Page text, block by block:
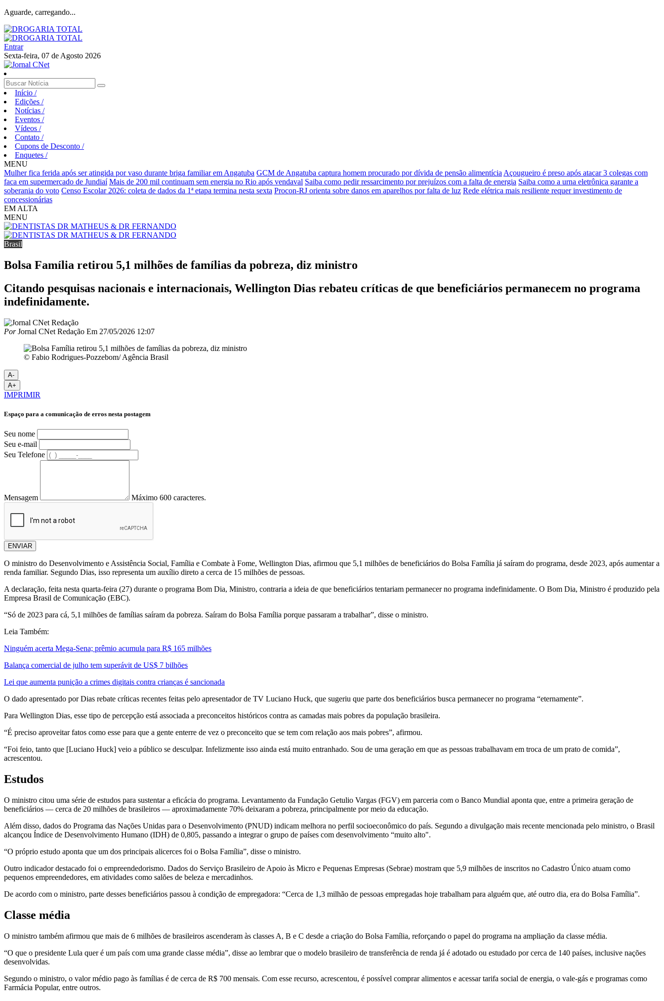
Aguarde, carregando...
Entrar
Sexta-feira, 07 de Agosto 2026
Início /
Edições /
Notícias /
Eventos /
Vídeos /
Contato /
Cupons de Desconto /
Enquetes /
MENU
Mulher fica ferida após ser atingida por vaso durante briga familiar em Angatuba GCM de Angatuba captura homem procurado por dívida de pensão alimentícia Açougueiro é preso após atacar 3 colegas com
faca em supermercado de Jundiaí Mais de 200 mil continuam sem energia no Rio após vendaval Saiba como pedir ressarcimento por prejuízos com a falta de energia Saiba como a urna eletrônica garante a
soberania do voto Censo Escolar 2026: coleta de dados da 1ª etapa termina nesta sexta Procon-RJ orienta sobre danos em aparelhos por falta de luz Rede elétrica mais resiliente requer investimento de
concessionárias
EM ALTA
MENU
Brasil
Bolsa Família retirou 5,1 milhões de famílias da pobreza, diz ministro
Citando pesquisas nacionais e internacionais, Wellington Dias rebateu críticas de que beneficiários permanecem no programa
indefinidamente.
PorJornal CNet Redação Em 27/05/2026 12:07
© Fabio Rodrigues-Pozzebom/ Agência Brasil
A-
A+
IMPRIMIR
Espaço para a comunicação de erros nesta postagem
Seu nome
Seu e-mail
Seu Telefone
Mensagem Máximo 600 caracteres.
ENVIAR
O ministro do Desenvolvimento e Assistência Social, Família e Combate à Fome, Wellington Dias, afirmou que 5,1 milhões de beneficiários do Bolsa Família já saíram do programa, desde 2023, após aumentar a
renda familiar. Segundo Dias, isso representa um auxílio direto a cerca de 15 milhões de pessoas.
A declaração, feita nesta quarta-feira (27) durante o programa Bom Dia, Ministro, contraria a ideia de que beneficiários tentariam permanecer no programa indefinidamente. O Bom Dia, Ministro é produzido pela
Empresa Brasil de Comunicação (EBC).
“Só de 2023 para cá, 5,1 milhões de famílias saíram da pobreza. Saíram do Bolsa Família porque passaram a trabalhar”, disse o ministro.
Leia Também:
Ninguém acerta Mega-Sena; prêmio acumula para R$ 165 milhões
Balança comercial de julho tem superávit de US$ 7 bilhões
Lei que aumenta punição a crimes digitais contra crianças é sancionada
O dado apresentado por Dias rebate críticas recentes feitas pelo apresentador de TV Luciano Huck, que sugeriu que parte dos beneficiários busca permanecer no programa “eternamente”.
Para Wellington Dias, esse tipo de percepção está associada a preconceitos históricos contra as camadas mais pobres da população brasileira.
“É preciso aproveitar fatos como esse para que a gente enterre de vez o preconceito que se tem com relação aos mais pobres”, afirmou.
“Foi feio, tanto que [Luciano Huck] veio a público se desculpar. Infelizmente isso ainda está muito entranhado. Sou de uma geração em que as pessoas trabalhavam em troca de um prato de comida”,
acrescentou.
Estudos
O ministro citou uma série de estudos para sustentar a eficácia do programa. Levantamento da Fundação Getulio Vargas (FGV) em parceria com o Banco Mundial aponta que, entre a primeira geração de
beneficiários — cerca de 20 milhões de brasileiros — aproximadamente 70% deixaram a pobreza, principalmente por meio da educação.
Além disso, dados do Programa das Nações Unidas para o Desenvolvimento (PNUD) indicam melhora no perfil socioeconômico do país. Segundo a divulgação mais recente mencionada pelo ministro, o Brasil
alcançou Índice de Desenvolvimento Humano (IDH) de 0,805, passando a integrar o grupo de países com desenvolvimento “muito alto".
“O próprio estudo aponta que um dos principais alicerces foi o Bolsa Família”, disse o ministro.
Outro indicador destacado foi o empreendedorismo. Dados do Serviço Brasileiro de Apoio às Micro e Pequenas Empresas (Sebrae) mostram que 5,9 milhões de inscritos no Cadastro Único atuam como
pequenos empreendedores, em atividades como salões de beleza e mercadinhos.
De acordo com o ministro, parte desses beneficiários passou à condição de empregadora: “Cerca de 1,3 milhão de pessoas empregadas hoje trabalham para alguém que, até outro dia, era do Bolsa Família”.
Classe média
O ministro também afirmou que mais de 6 milhões de brasileiros ascenderam às classes A, B e C desde a criação do Bolsa Família, reforçando o papel do programa na ampliação da classe média.
“O que o presidente Lula quer é um país com uma grande classe média”, disse ao lembrar que o modelo brasileiro de transferência de renda já é adotado ou estudado por cerca de 140 países, inclusive nações
desenvolvidas.
Segundo o ministro, o valor médio pago às famílias é de cerca de R$ 700 mensais. Com esse recurso, acrescentou, é possível comprar alimentos e acessar tarifa social de energia, o vale-gás e programas como
Farmácia Popular, entre outros.